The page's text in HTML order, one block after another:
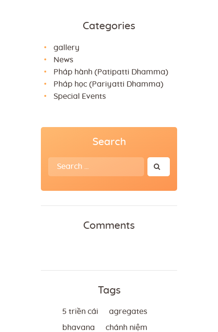
Categories
gallery
News
Pháp hành (Patipatti Dhamma)
Pháp học (Pariyatti Dhamma)
Special Events
Search
Search
for:
Comments
Tags
5 triền cái agregates
bhavana chánh niệm